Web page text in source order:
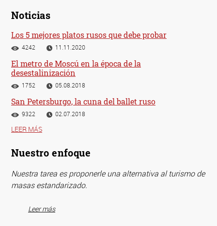
Noticias
Los 5 mejores platos rusos que debe probar
4242 11.11.2020
El metro de Moscú en la época de la
desestalinización
1752 05.08.2018
San Petersburgo, la cuna del ballet ruso
9322 02.07.2018
LEER MÁS
Nuestro enfoque
Nuestra tarea es proponerle una alternativa al turismo de
masas estandarizado.
Leer más